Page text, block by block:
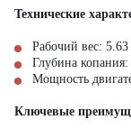
Технические
Рабочий вес: 5.63
Глубина
Мощность
Ключевые